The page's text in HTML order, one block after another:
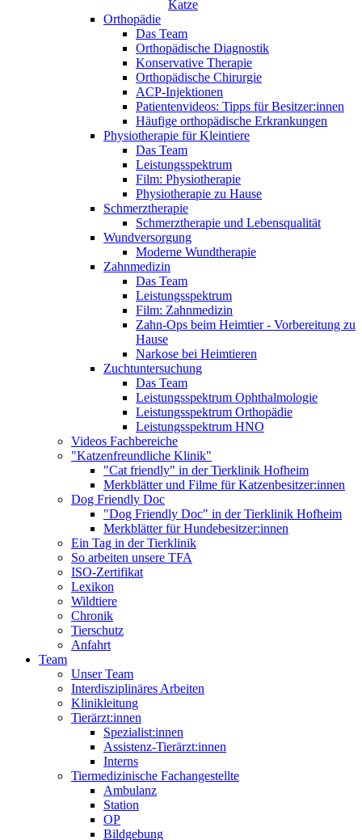
Katze
Orthopädie
Das Team
Orthopädische Diagnostik
Konservative Therapie
Orthopädische Chirurgie
ACP-Injektionen
Patientenvideos: Tipps für Besitzer:innen
Häufige orthopädische Erkrankungen
Physiotherapie für Kleintiere
Das Team
Leistungsspektrum
Film: Physiotherapie
Physiotherapie zu Hause
Schmerztherapie
Schmerztherapie und Lebensqualität
Wundversorgung
Moderne Wundtherapie
Zahnmedizin
Das Team
Leistungsspektrum
Film: Zahnmedizin
Zahn-Ops beim Heimtier - Vorbereitung zu
Hause
Narkose bei Heimtieren
Zuchtuntersuchung
Das Team
Leistungsspektrum Ophthalmologie
Leistungsspektrum Orthopädie
Leistungsspektrum HNO
Videos Fachbereiche
"Katzenfreundliche Klinik"
"Cat friendly" in der Tierklinik Hofheim
Merkblätter und Filme für Katzenbesitzer:innen
Dog Friendly Doc
"Dog Friendly Doc" in der Tierklinik Hofheim
Merkblätter für Hundebesitzer:innen
Ein Tag in der Tierklinik
So arbeiten unsere TFA
ISO-Zertifikat
Lexikon
Wildtiere
Chronik
Tierschutz
Anfahrt
Team
Unser Team
Interdisziplinäres Arbeiten
Klinikleitung
Tierärzt:innen
Spezialist:innen
Assistenz-Tierärzt:innen
Interns
Tiermedizinische Fachangestellte
Ambulanz
Station
OP
Bildgebung